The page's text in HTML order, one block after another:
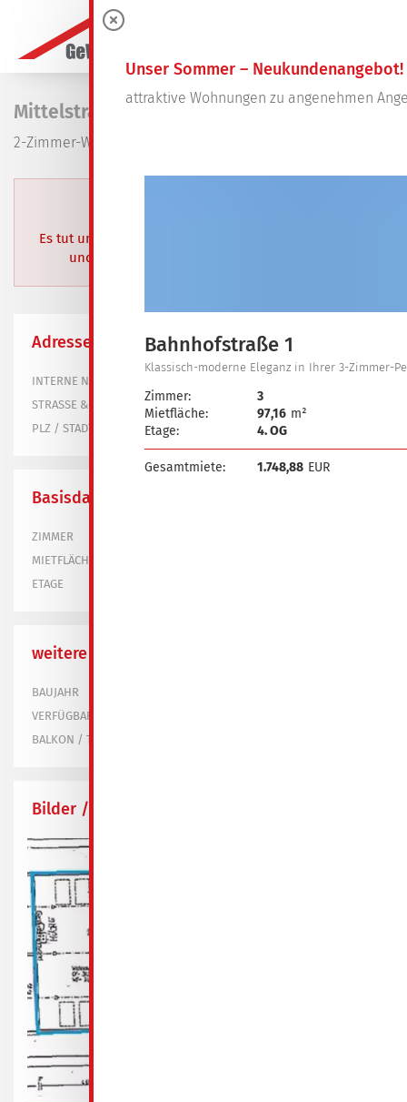
Mittelstraße 13
2-Zimmer-Wohnung in Weißwasser, Zentrum
Es tut uns leid. Dieses Objekt wurde bereits vermietet
und steht aktuell nicht mehr zur Verfügung.
Adresse
INTERNE NR.
STRASSE & HAUS-NR. Mittelstraße 13
PLZ / STADT 02943 Weißwasser
Basisdaten
ZIMMER
MIETFLÄCHE
ETAGE
weitere Informationen
BAUJAHR
VERFÜGBAR
BALKON / TERRASSE
Bilder / Grundrisse
Unser Sommer – Neukundenangebot!
attraktive Wohnungen zu angenehmen
Bahnhofstraße 1
Klassisch-moderne Eleganz in Ihrer 3-Zimmer-
Zimmer:
3
Mietfläche:
97,16 m²
Etage:
4. OG
Gesamtmiete: 1.748,88 EUR